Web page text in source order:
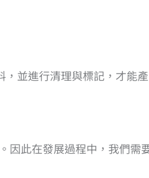
，並進行清理與標記，才能
因此在發展過程中，我們需